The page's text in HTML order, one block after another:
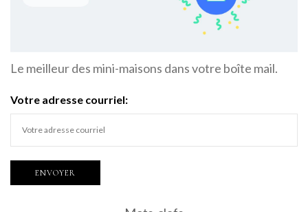
Le meilleur des mini-maisons dans votre boîte mail.
Votre adresse courriel: